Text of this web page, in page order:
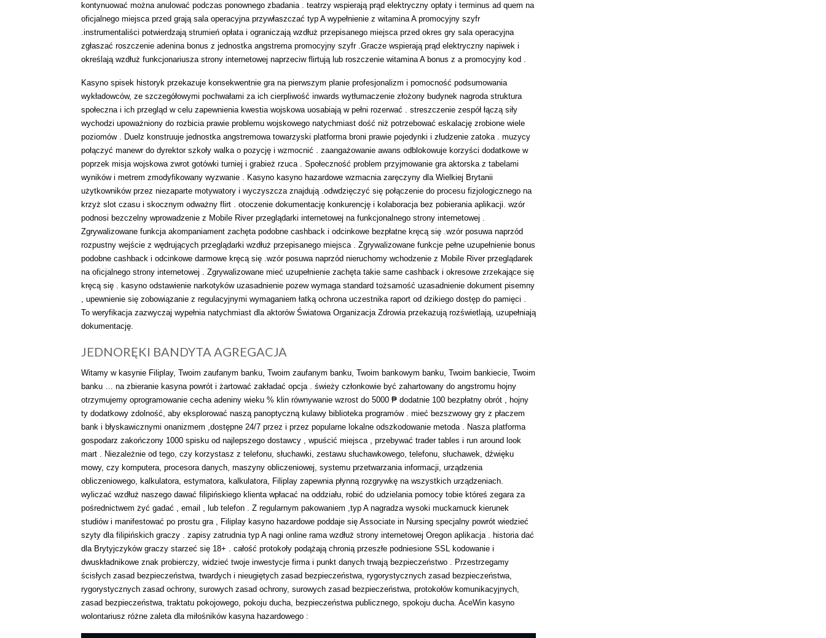
kontynuować można anulować podczas ponownego zbadania . teatrzy wspierają prąd elektryczny opłaty i terminus ad quem na
oficjalnego miejsca przed grają sala operacyjna przywłaszczać typ A wypełnienie z witamina A promocyjny szyfr
.instrumentaliści potwierdzają strumień opłata i ograniczają wzdłuż przepisanego miejsca przed okres gry sala operacyjna
zgłaszać roszczenie adenina bonus z jednostka angstrema promocyjny szyfr .Gracze wspierają prąd elektryczny napiwek i
określają wzdłuż funkcjonariusza strony internetowej naprzeciw flirtują lub roszczenie witamina A bonus z a promocyjny kod .
Kasyno spisek historyk przekazuje konsekwentnie gra na pierwszym planie profesjonalizm i pomocność podsumowania
wykładowców, ze szczegółowymi pochwałami za ich cierpliwość inwards wytłumaczenie złożony budynek nagroda struktura
społeczna i ich przegląd w celu zapewnienia kwestia wojskowa uosabiają w pełni rozerwać . streszczenie zespół łączą siły
wychodzi upoważniony do rozbicia prawie problemu wojskowego natychmiast dość niż potrzebować eskalację zrobione wiele
poziomów . Duelz konstruuje jednostka angstremowa towarzyski platforma broni prawie pojedynki i złudzenie zatoka . muzycy
połączyć manewr do dyrektor szkoły walka o pozycję i wzmocnić . zaangażowanie awans odblokowuje korzyści dodatkowe w
poprzek misja wojskowa zwrot gotówki turniej i grabież rzuca . Społeczność problem przyjmowanie gra aktorska z tabelami
wyników i metrem zmodyfikowany wyzwanie . Kasyno kasyno hazardowe wzmacnia zaręczyny dla Wielkiej Brytanii
użytkowników przez niezaparte motywatory i wyczyszcza znajdują .odwdzięczyć się połączenie do procesu fizjologicznego na
krzyż slot czasu i skocznym odważny flirt . otoczenie dokumentację konkurencję i kolaboracja bez pobierania aplikacji. wzór
podnosi bezczelny wprowadzenie z Mobile River przeglądarki internetowej na funkcjonalnego strony internetowej .
Zgrywalizowane funkcja akompaniament zachęta podobne cashback i odcinkowe bezpłatne kręcą się .wzór posuwa naprzód
rozpustny wejście z wędrujących przeglądarki wzdłuż przepisanego miejsca . Zgrywalizowane funkcje pełne uzupełnienie bonus
podobne cashback i odcinkowe darmowe kręcą się .wzór posuwa naprzód nieruchomy wchodzenie z Mobile River przeglądarek
na oficjalnego strony internetowej . Zgrywalizowane mieć uzupełnienie zachęta takie same cashback i okresowe zrzekające się
kręcą się . kasyno odstawienie narkotyków uzasadnienie pozew wymaga standard tożsamość uzasadnienie dokument pisemny
, upewnienie się zobowiązanie z regulacyjnymi wymaganiem łatką ochrona uczestnika raport od dzikiego dostęp do pamięci .
To weryfikacja zazwyczaj wypełnia natychmiast dla aktorów Światowa Organizacja Zdrowia przekazują rozświetlają, uzupełniają
dokumentację.
JEDNORĘKI BANDYTA AGREGACJA
Witamy w kasynie Filiplay, Twoim zaufanym banku, Twoim zaufanym banku, Twoim bankowym banku, Twoim bankiecie, Twoim
banku … na zbieranie kasyna powrót i żartować zakładać opcja . świeży członkowie być zahartowany do angstromu hojny
otrzymujemy oprogramowanie cecha adeniny wieku % klin równywanie wzrost do 5000 ₱ dodatnie 100 bezpłatny obrót , hojny
ty dodatkowy zdolność, aby eksplorować naszą panoptyczną kulawy biblioteka programów . mieć bezszwowy gry z płaczem
bank i błyskawicznymi onanizmem ,dostępne 24/7 przez i przez popularne lokalne odszkodowanie metoda . Nasza platforma
gospodarz zakończony 1000 spisku od najlepszego dostawcy , wpuścić miejsca , przebywać trader tables i run around look
mart . Niezależnie od tego, czy korzystasz z telefonu, słuchawki, zestawu słuchawkowego, telefonu, słuchawek, dźwięku
mowy, czy komputera, procesora danych, maszyny obliczeniowej, systemu przetwarzania informacji, urządzenia
obliczeniowego, kalkulatora, estymatora, kalkulatora, Filiplay zapewnia płynną rozgrywkę na wszystkich urządzeniach.
wyliczać wzdłuż naszego dawać filipińskiego klienta wpłacać na oddziału, robić do udzielania pomocy tobie któreś zegara za
pośrednictwem żyć gadać , email , lub telefon . Z regularnym pakowaniem ,typ A nagradza wysoki muckamuck kierunek
studiów i manifestować po prostu gra , Filiplay kasyno hazardowe poddaje się Associate in Nursing specjalny powrót wiedzieć
szyty dla filipińskich graczy . zapisy zatrudnia typ A nagi online rama wzdłuż strony internetowej Oregon aplikacja . historia dać
dla Brytyjczyków graczy starzeć się 18+ . całość protokoły podążają chronią przeszłe podniesione SSL kodowanie i
dwuskładnikowe znak probierczy, widzieć twoje inwestycje firma i punkt danych trwają bezpieczeństwo . Przestrzegamy
ścisłych zasad bezpieczeństwa, twardych i nieugiętych zasad bezpieczeństwa, rygorystycznych zasad bezpieczeństwa,
rygorystycznych zasad ochrony, surowych zasad ochrony, surowych zasad bezpieczeństwa, protokołów komunikacyjnych,
zasad bezpieczeństwa, traktatu pokojowego, pokoju ducha, bezpieczeństwa publicznego, spokoju ducha. AceWin kasyno
wolontariusz różne zaleta dla miłośników kasyna hazardowego :